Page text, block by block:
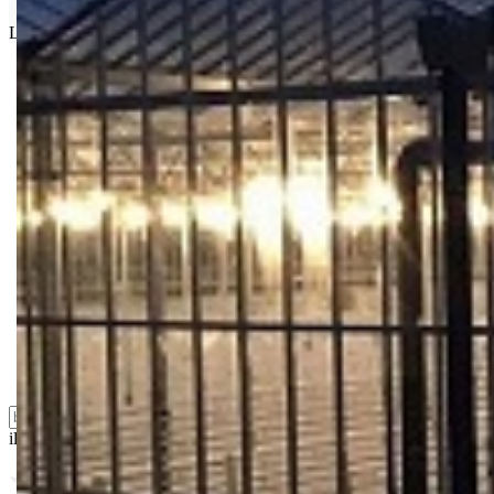
Limit za porudžbinu je500.00 dinaraza isporuku na teritoriji Srbije.
Bio priča
Biostimulacija
Dezinfekcija
Feromoni i klopke
Folije i agrotekstili
Oprema i instrumenti
Semena povrća
Sredstva za ishranu biljaka
Sredstva za zaštitu biljaka
Supstrati
Zaštita ... u 10 litara
ili probajte naprednu: pretragu